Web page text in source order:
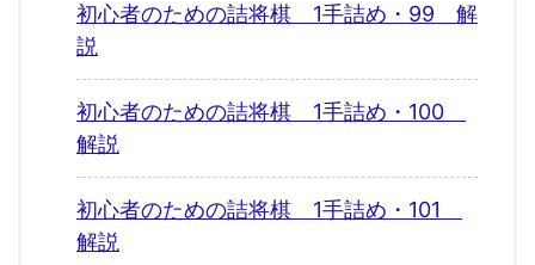
初心者のための詰将棋 1手詰め・99 解
説
初心者のための詰将棋 1手詰め・100
解説
初心者のための詰将棋 1手詰め・101
解説